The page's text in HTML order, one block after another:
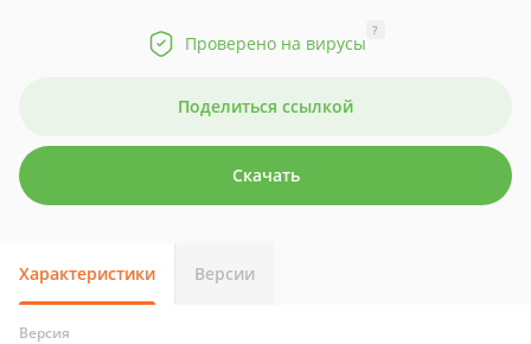
Проверено на вирусы
?
Поделиться ссылкой
Скачать
Характеристики Версии
Версия